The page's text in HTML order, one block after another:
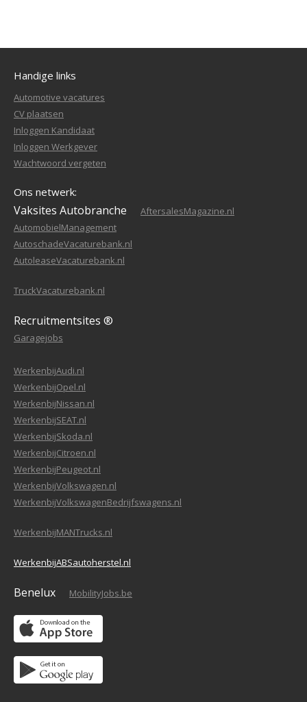
Handige links
Automotive vacatures
CV plaatsen
Inloggen Kandidaat
Inloggen Werkgever
Wachtwoord vergeten
Ons netwerk:
Vaksites Autobranche
AftersalesMagazine.nl
AutomobielManagement
AutoschadeVacaturebank.nl
AutoleaseVacaturebank.nl
TruckVacaturebank.nl
Recruitmentsites ®
Garagejobs
WerkenbijAudi.nl
WerkenbijOpel.nl
WerkenbijNissan.nl
WerkenbijSEAT.nl
WerkenbijSkoda.nl
WerkenbijCitroen.nl
WerkenbijPeugeot.nl
WerkenbijVolkswagen.nl
WerkenbijVolkswagenBedrijfswagens.nl
WerkenbijMANTrucks.nl
WerkenbijABSautoherstel.nl
Benelux MobilityJobs.be